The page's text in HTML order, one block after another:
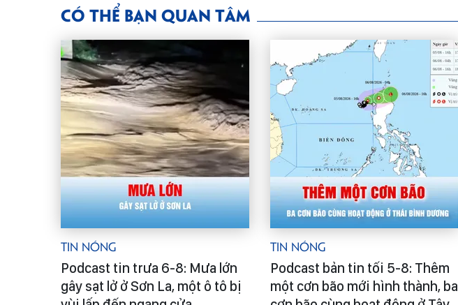
CÓ THỂ BẠN QUAN TÂM
Tin Nóng
Podcast tin trưa 6-8: Mưa lớn
gây sạt lở ở Sơn La, một ô tô bị
Tin Nóng
Podcast bản tin tối 5-8: Thêm
một cơn bão mới hình thành, ba